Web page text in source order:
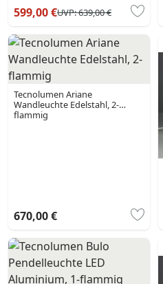
599,00 €UVP:639,00 €
Tecnolumen Ariane
Wandleuchte Edelstahl, 2-
flammig
670,00 €